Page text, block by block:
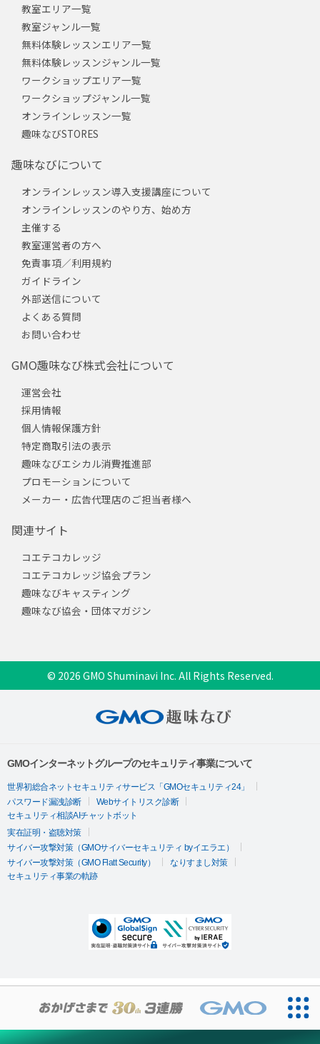
教室エリア一覧
教室ジャンル一覧
無料体験レッスンエリア一覧
無料体験レッスンジャンル一覧
ワークショップエリア一覧
ワークショップジャンル一覧
オンラインレッスン一覧
趣味なびSTORES
趣味なびについて
オンラインレッスン導入支援講座について
オンラインレッスンのやり方、始め方
主催する
教室運営者の方へ
免責事項／利用規約
ガイドライン
外部送信について
よくある質問
お問い合わせ
GMO趣味なび株式会社について
運営会社
採用情報
個人情報保護方針
特定商取引法の表示
趣味なびエシカル消費推進部
プロモーションについて
メーカー・広告代理店のご担当者様へ
関連サイト
コエテコカレッジ
コエテコカレッジ協会プラン
趣味なびキャスティング
趣味なび協会・団体マガジン
© 2026 GMO Shuminavi Inc. All Rights Reserved.